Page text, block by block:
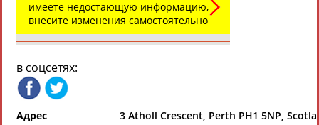
Выберите другой тип организаций
ВУЗы, Академии и т.п.
Выберите из списка
Вид спорта
имеете недостающую информацию,
внесите изменения самостоятельно
в соцсетях:
Адрес
3 Atholl Crescent, Perth PH1 5NP,